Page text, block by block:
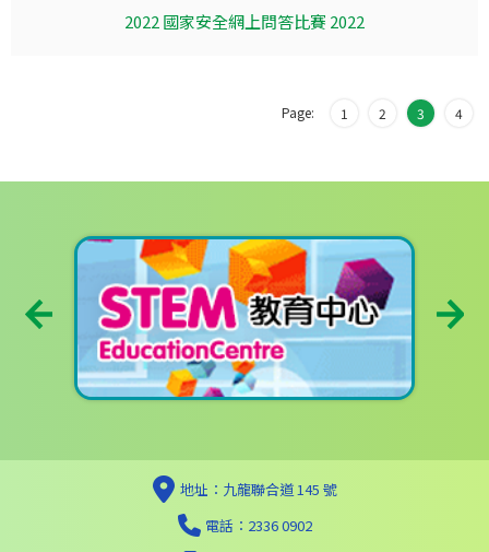
2022 國家安全網上問答比賽 2022
Page: 1 2 3 4
地址：九龍聯合道 145 號
電話：2336 0902